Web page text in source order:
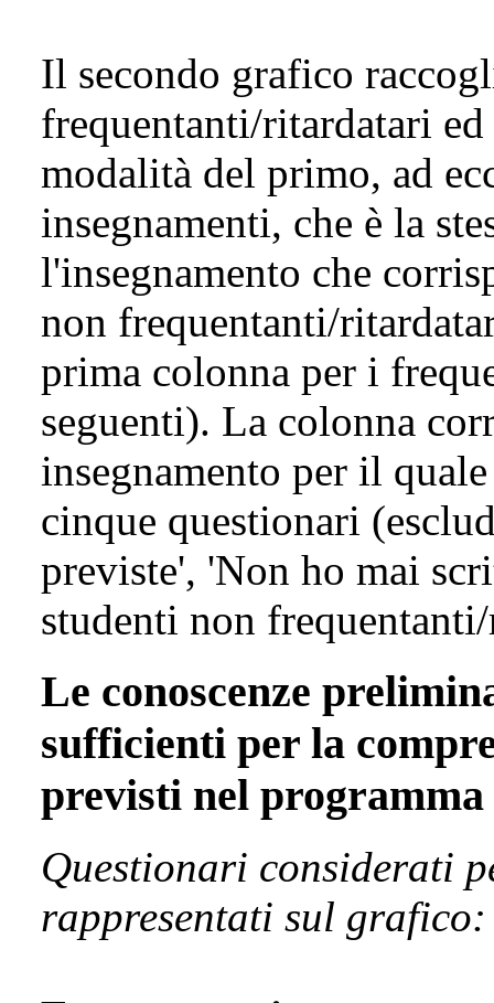
Il secondo grafico
frequentanti/ritardatari
modalità del primo, ad
insegnamenti, che è la
l'insegnamento che
non frequentanti/
prima colonna per i
seguenti). La colonna
insegnamento per il
cinque questionari
previste', 'Non ho mai
studenti non
Le conoscenze
sufficienti per la
previsti nel programma
Questionari considerati
rappresentati sul